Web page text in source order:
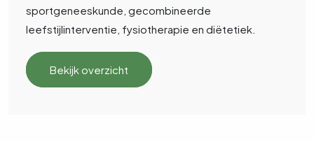
sportgeneeskunde, gecombineerde
leefstijlinterventie, fysiotherapie en diëtetiek.
Bekijk overzicht